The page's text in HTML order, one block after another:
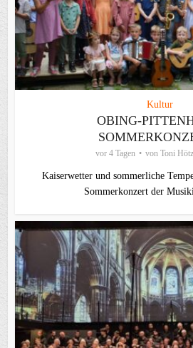
Kultur
OBING-
vor 4 Tagen von Toni
Kaiserwetter und sommerliche
Sommerkonzert der